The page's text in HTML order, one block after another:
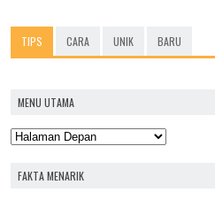
TIPS CARA UNIK BARU
MENU UTAMA
FAKTA MENARIK